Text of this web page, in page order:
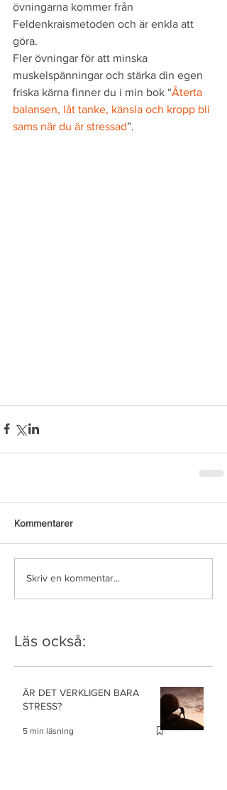
övningarna kommer från
Feldenkraismetoden och är enkla att
göra.
Fler övningar för att minska
muskelspänningar och stärka din egen
friska kärna finner du i min bok “Återta
balansen, låt tanke, känsla och kropp bli
sams när du är stressad”.
Kommentarer
Skriv en kommentar...
Läs också:
ÄR DET VERKLIGEN BARA
STRESS?
5 min läsning